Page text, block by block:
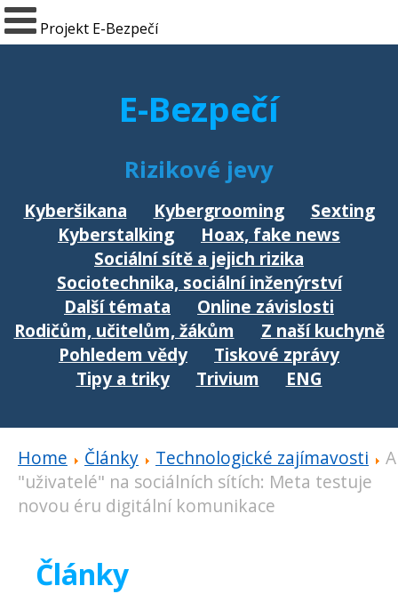
Projekt E-Bezpečí
E-Bezpečí
Rizikové jevy
Kyberšikana Kybergrooming
Sexting
Kyberstalking
Hoax, fake news
Sociální sítě a jejich rizika
Sociotechnika, sociální inženýrství
Další témata
Online závislosti
Rodičům, učitelům, žákům
Z naší kuchyně
Pohledem vědy
Tiskové zprávy
Tipy a triky
Trivium ENG
Home Články Technologické zajímavosti
"uživatelé" na sociálních sítích: Meta testuje
novou éru digitální komunikace
Články